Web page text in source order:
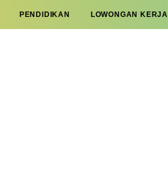
PENDIDIKAN LOWONGAN KERJA